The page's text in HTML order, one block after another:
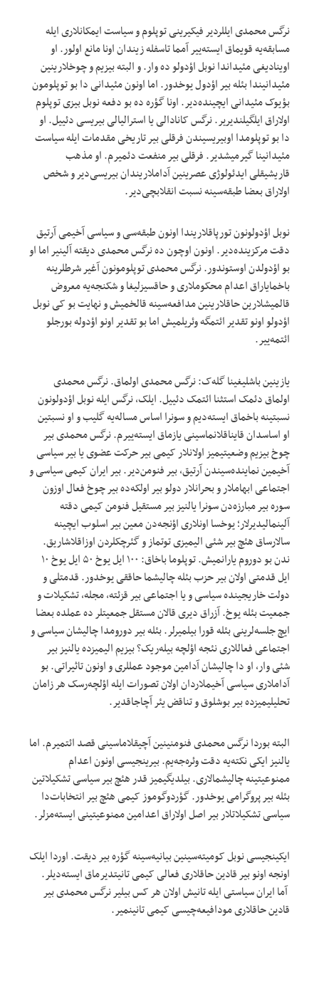
نرگس محمدی ایللردیر فیکیرینی توپلوم و سیاست ایمکانلاری ایله
مسابقه‌یه قویماق ایسته‌ییر آمما تاسفله زیندان اونا مانع اولور. او
اوینادیغی مئیداندا نوبل اؤدولو ده وار. و البته بیزیم و چوخلارینین
مئیدانیندا بئله بیر اؤدول یوخدور. اما اونون مئیدانی دا بو توپلومون
بؤیوک مئیدانی ایچینده‌دیر. اونا گؤره ده بو دفعه نوبل بیزی توپلوم
اولاراق ایلگیلندیریر. نرگس کانادالی یا استرالیالی بیریسی دئییل. او
دا بو توپلومدا اوبیریسیندن فرقلی بیر تاریخی مقدمات ایله سیاست
مئیدانینا گیرمیشدیر. فرقلی بیر منفعت دئمیرم. او مذهب
قاریشیقلی ایدئولوژی عصرینین آداملاریندان بیریسی‌دیر و شخص
اولاراق بعضا طبقه‌سینه نسبت انقلابچی‌دیر.
نوبل اؤدولونون تورپاقلاریندا اونون طبقه‌سی و سیاسی آخیمی آرتیق
دقت مرکزینده‌‌دیر. اونون اوچون ده نرگس محمدی دیقته آلینیر اما او
بو اؤدولدن اوستوندور. نرگس محمدی توپلومونون آغیر شرطلرینه
باخمایاراق اعدام محکوملاری و حاقسیزلیغا و شکنجه‌یه معروض
قالمیشلارین حاقلارینین مدافعه‌سینه قالخمیش و نهایت بو کی نوبل
اؤدولو اونو تقدیر ائتمگه وئریلمیش اما بو تقدیر اونو اؤدوله بورجلو
ائتمه‌ییر.
یازینین باشلیغینا گله‌ک: نرگس محمدی اولماق. نرگس محمدی
اولماق دئمک استثنا ائتمک دئییل. ایلک، نرگس ایله نوبل اؤدولونون
نسبتینه باخماق ایسته‌دیم و سونرا اساس مساله‌یه گلیب و او نسبتین
او اساسدان قایناقلانماسینی یازماق ایسته‌ییرم. نرگس محمدی بیر
چوخ بیزیم وضعیتیمیز اولانلار کیمی بیر حرکت عضوی یا بیر سیاسی
آخیمین نماینده‌سیندن آرتیق، بیر فنومن‌دیر. بیر ایران کیمی سیاسی و
اجتماعی ابهاملار و بحرانلار دولو بیر اولکه‌ده بیر چوخ فعال اوزون
سوره بیر مبارزه‌دن سونرا یالنیز بیر مستقیل فنومن کیمی دقته
آلینمالیدیرلار؛ یوخسا اونلاری اؤنجه‌دن معین بیر اسلوب ایچینه
سالارساق هئچ بیر شئی الیمیزی توتماز و گئرچکلردن اوزاقلاشاریق.
ندن بو دوروم یارانمیش. توپلوما باخاق: ۱۰۰ ایل یوخ ۵۰ ایل یوخ ۱۰
ایل قدمتی اولان بیر حزب بئله چالیشما حاققی یوخدور. قدمتلی و
دولت خاریجینده سیاسی و یا اجتماعی بیر قزئته، مجله، تشکیلات و
جمعیت بئله یوخ. آزراق دیری قالان مستقل جمعیتلر ده عملده بعضا
ایچ جلسه‌لرینی بئله قورا بیلمیرلر. بئله بیر دورومدا چالیشان سیاسی و
اجتماعی فعاللاری نئجه اؤلچه ‌بیله‌ریک؟ بیزیم الیمیزده یالنیز بیر
شئی وار، او دا چالیشان آدامین موجود عمللری و اونون تاثیراتی. بو
آداملاری سیاسی آخیملاردان اولان تصورات ایله اؤلچه‌رسک هر زامان
تحلیلیمیزده بیر بوشلوق و تناقض یئر آچاجاقدیر.
البته بوردا نرگس محمدی فنومنینین آچیقلاماسینی قصد ائتمیر‌م. اما
یالنیز ایکی نکته‌یه دقت وئره‌جه‌یم. بیرینجیسی اونون اعدام
ممنوعیتینه چالیشمالاری. بیلدیگیمیز قدر هئچ بیر سیاسی تشکیلاتین
بئله بیر پروگرامی یوخدور. گؤردوگوموز ‌کیمی هئچ بیر انتخابات‌دا
سیاسی تشکیلاتلار بیر اصل اولاراق اعدامین ممنوعیتینی ایسته‌مزلر.
ایکینجیسی نوبل کومیته‌سینین بیانیه‌سینه گؤره بیر دیقت. اوردا ایلک
اونجه اونو بیر قادین حاقلاری فعالی کیمی تانیتدیرماق ایسته‌دیلر.
آما ایران سیاستی ایله تانیش اولان هر کس بیلیر نرگس محمدی بیر
قادین حاقلاری مودافیعه‌چیسی کیمی تانینمیر.